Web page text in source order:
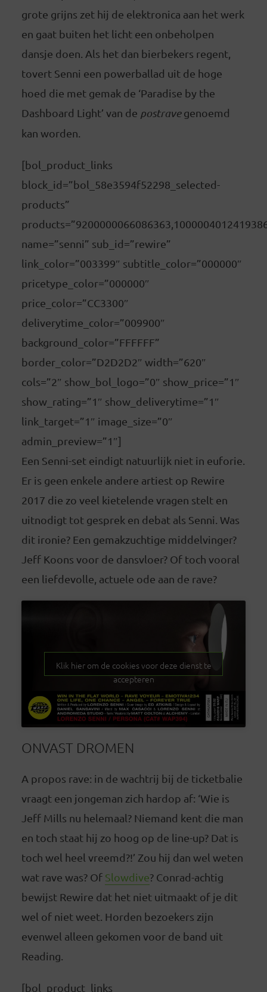
grote grijns zet hij de elektronica aan het werk
en gaat buiten het licht een onbeholpen
dansje doen. Als het dan bierbekers regent,
tovert Senni een powerballad uit de hoge
hoed die met gemak de ‘Paradise by the
Dashboard Light’ van de postravegenoemd
kan worden.
[bol_product_links
block_id=”bol_58e3594f52298_selected-
products”
name=”senni” sub_id=”rewire”
link_color=”003399″ subtitle_color=”000000″
pricetype_color=”000000″
price_color=”CC3300″
deliverytime_color=”009900″
background_color=”FFFFFF”
border_color=”D2D2D2″ width=”620″
cols=”2″ show_bol_logo=”0″ show_price=”1″
show_rating=”1″ show_deliverytime=”1″
link_target=”1″ image_size=”0″
admin_preview=”1″]
Een Senni-set eindigt natuurlijk niet in euforie.
Er is geen enkele andere artiest op Rewire
2017 die zo veel kietelende vragen stelt en
uitnodigt tot gesprek en debat als Senni. Was
dit ironie? Een gemakzuchtige middelvinger?
Jeff Koons voor de dansvloer? Of toch vooral
een liefdevolle, actuele ode aan de rave?
Klik hier om de cookies voor deze dienst te
accepteren
ONVAST DROMEN
A propos rave: in de wachtrij bij de ticketbalie
vraagt een jongeman zich hardop af: ‘Wie is
Jeff Mills nu helemaal? Niemand kent die man
en toch staat hij zo hoog op de line-up? Dat is
toch wel heel vreemd?!’ Zou hij dan wel weten
wat rave was? Of Slowdive? Conrad-achtig
bewijst Rewire dat het niet uitmaakt of je dit
wel of niet weet. Horden bezoekers zijn
evenwel alleen gekomen voor de band uit
Reading.
[bol_product_links